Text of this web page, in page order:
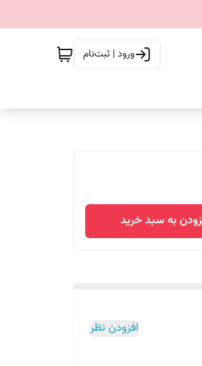
ورود | ثبت‌نام
به سبد خرید
افزودن نظر